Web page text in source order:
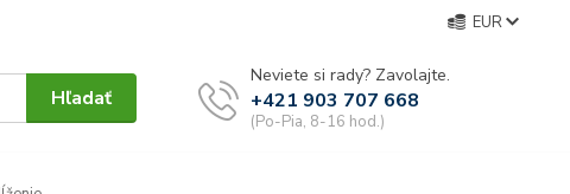
EUR
Hľadať
Neviete si rady? Zavolajte.
+421 903 707 668
(Po-Pia, 8-16 hod.)